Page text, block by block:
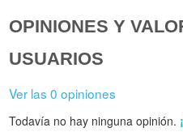
OPINIONES Y
USUARIOS
Ver las 0 opiniones
Todavía no hay ninguna opinión.